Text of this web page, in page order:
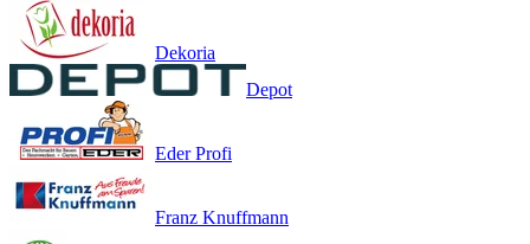
Dekoria
Depot
Eder Profi
Franz Knuffmann